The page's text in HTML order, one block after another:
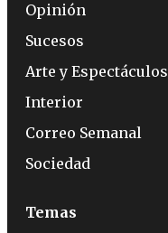
Opinión
Sucesos
Arte y Espectáculos
Interior
Correo Semanal
Sociedad
Temas